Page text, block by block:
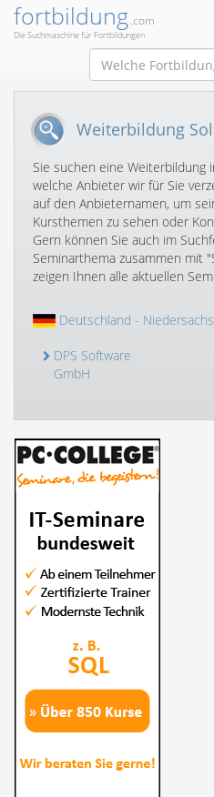
fortbildung.com
Die Suchmaschine für Fortbildungen
Weiterbildung
Sie suchen eine Weiterbildung
welche Anbieter wir für Sie
auf den Anbieternamen, um
Kursthemen zu sehen oder
Gern können Sie auch im
Seminarthema zusammen mit
zeigen Ihnen alle aktuellen
Deutschland -
DPS Software
GmbH